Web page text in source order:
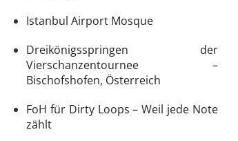
Istanbul Airport Mosque
Dreikönigsspringen der
Vierschanzentournee –
Bischofshofen, Österreich
FoH für Dirty Loops – Weil jede Note
zählt